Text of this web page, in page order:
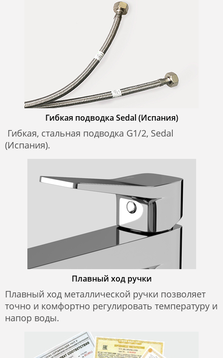
Гибкая подводка Sedal (Испания)
Гибкая, стальная подводка G1/2, Sedal
(Испания).
Плавный ход ручки
Плавный ход металлической ручки позволяет
точно и комфортно регулировать температуру и
напор воды.